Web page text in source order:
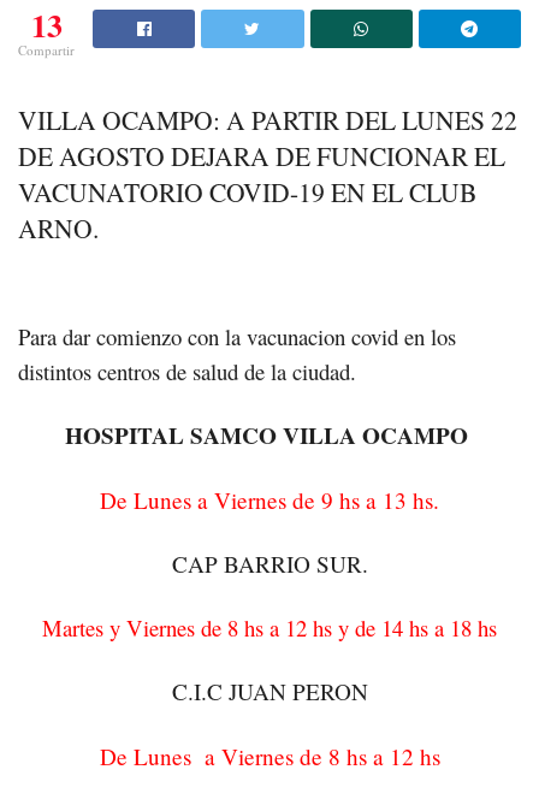
13
Compartir
VILLA OCAMPO: A PARTIR DEL LUNES 22
DE AGOSTO DEJARA DE FUNCIONAR EL
VACUNATORIO COVID-19 EN EL CLUB
ARNO.
Para dar comienzo con la vacunacion covid en los
distintos centros de salud de la ciudad.
HOSPITAL SAMCO VILLA OCAMPO
De Lunes a Viernes de 9 hs a 13 hs.
CAP BARRIO SUR.
Martes y Viernes de 8 hs a 12 hs y de 14 hs a 18 hs
C.I.C JUAN PERON
De Lunes a Viernes de 8 hs a 12 hs